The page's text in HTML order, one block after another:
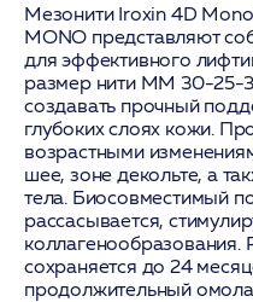
Мезонити Iroxin 4D
MONO представляют
для эффективного
размер нити MM 30-25-
создавать прочный
глубоких слоях кожи.
возрастными
шее, зоне декольте, а
тела. Биосовместимый
рассасывается,
коллагенообразования.
сохраняется до 24
продолжительный